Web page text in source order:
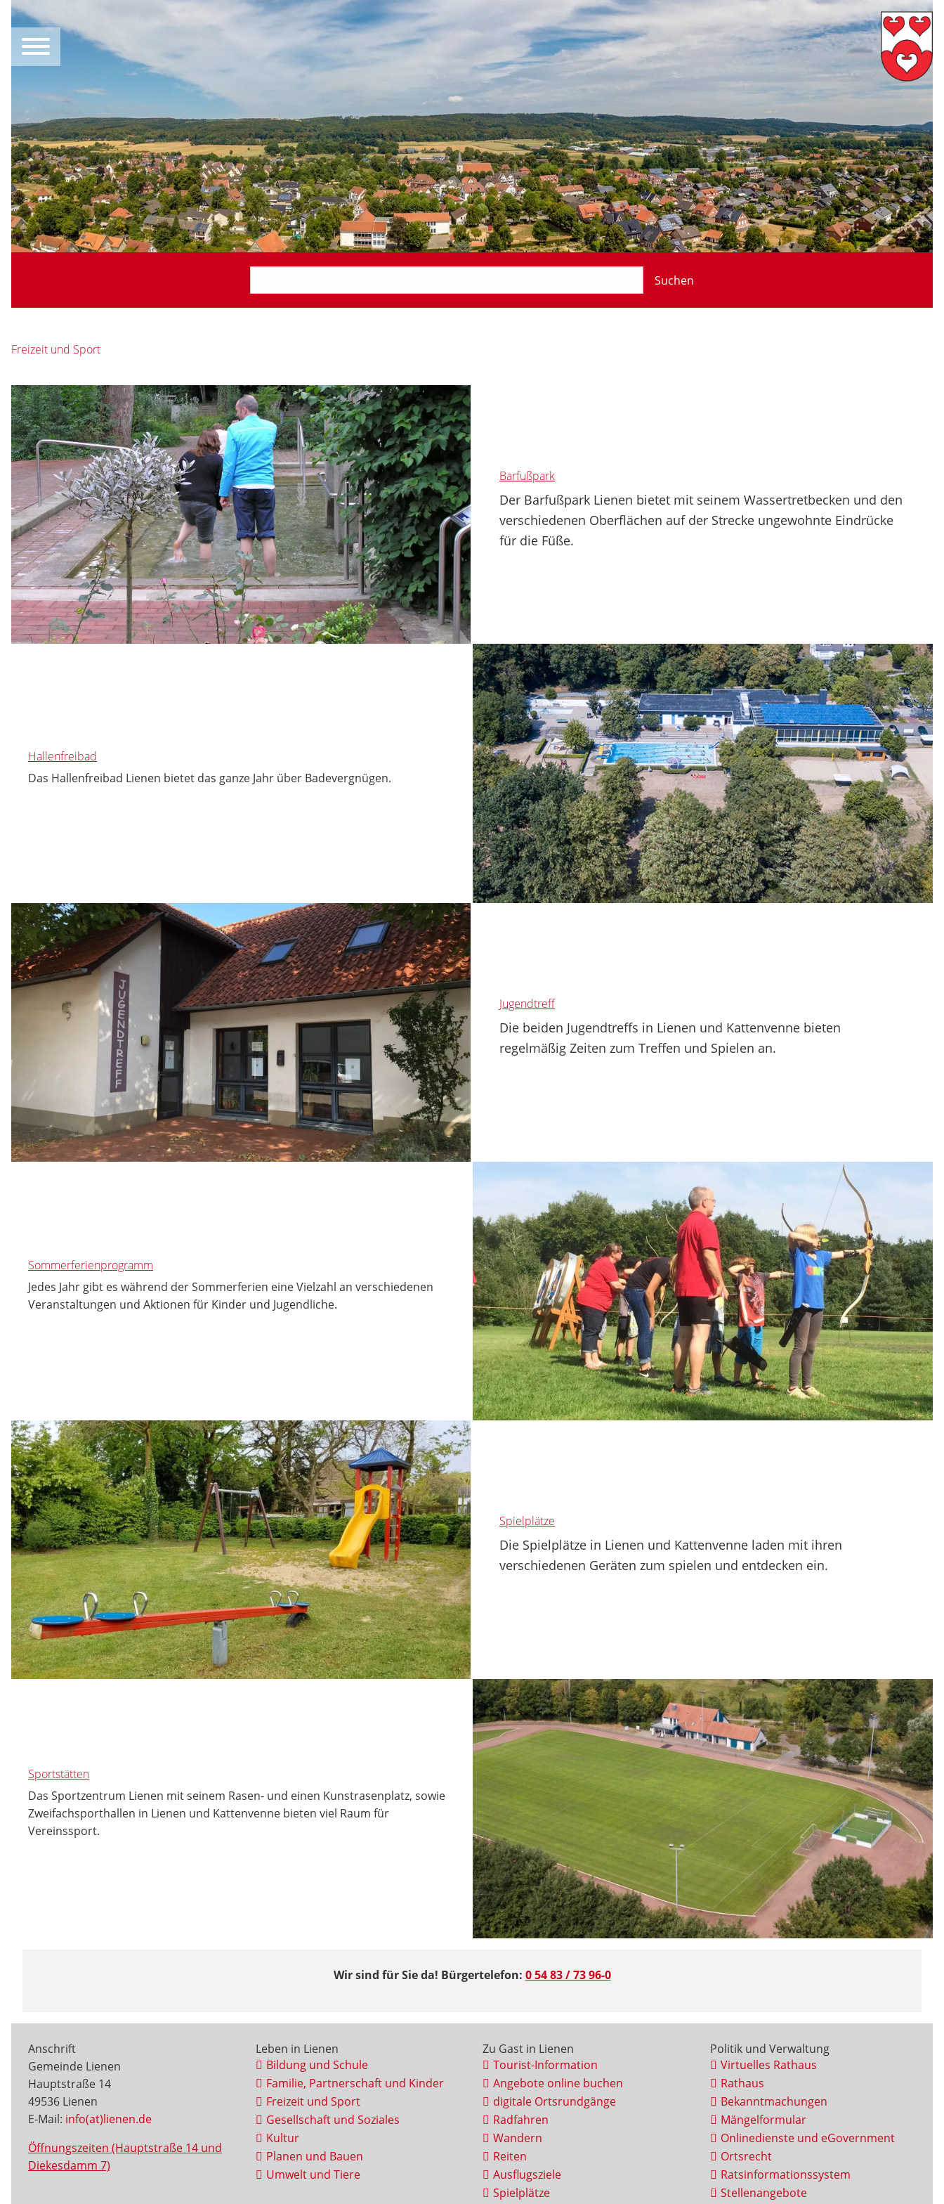
Suchen
Freizeit und Sport
Barfußpark
Der Barfußpark Lienen bietet mit seinem Wassertretbecken und den
verschiedenen Oberflächen auf der Strecke ungewohnte Eindrücke
für die Füße.
Hallenfreibad
Das Hallenfreibad Lienen bietet das ganze Jahr über Badevergnügen.
Jugendtreff
Die beiden Jugendtreffs in Lienen und Kattenvenne bieten
regelmäßig Zeiten zum Treffen und Spielen an.
Sommerferienprogramm
Jedes Jahr gibt es während der Sommerferien eine Vielzahl an verschiedenen
Veranstaltungen und Aktionen für Kinder und Jugendliche.
Spielplätze
Die Spielplätze in Lienen und Kattenvenne laden mit ihren
verschiedenen Geräten zum spielen und entdecken ein.
Sportstätten
Das Sportzentrum Lienen mit seinem Rasen- und einen Kunstrasenplatz, sowie
Zweifachsporthallen in Lienen und Kattenvenne bieten viel Raum für
Vereinssport.
Wir sind für Sie da! Bürgertelefon: 0 54 83 / 73 96-0
Anschrift
Gemeinde Lienen
Hauptstraße 14
49536 Lienen
E-Mail: info(at)lienen.de
Öffnungszeiten (Hauptstraße 14 und
Diekesdamm 7)
Leben in Lienen
Bildung und Schule
Familie, Partnerschaft und Kinder
Freizeit und Sport
Gesellschaft und Soziales
Kultur
Planen und Bauen
Umwelt und Tiere
Zu Gast in Lienen
Tourist-Information
Angebote online buchen
digitale Ortsrundgänge
Radfahren
Wandern
Reiten
Ausflugsziele
Spielplätze
Politik und Verwaltung
Virtuelles Rathaus
Rathaus
Bekanntmachungen
Mängelformular
Onlinedienste und eGovernment
Ortsrecht
Ratsinformationssystem
Stellenangebote